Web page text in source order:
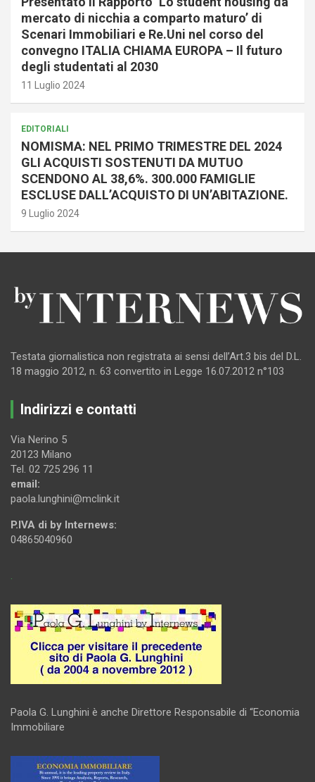
mercato di nicchia a comparto maturo’ di
Scenari Immobiliari e Re.Uni nel corso del
convegno ITALIA CHIAMA EUROPA – Il futuro
degli studentati al 2030
11 Luglio 2024
EDITORIALI
NOMISMA: NEL PRIMO TRIMESTRE DEL 2024
GLI ACQUISTI SOSTENUTI DA MUTUO
SCENDONO AL 38,6%. 300.000 FAMIGLIE
ESCLUSE DALL’ACQUISTO DI UN’ABITAZIONE.
9 Luglio 2024
Testata giornalistica non registrata ai sensi dell’Art.3 bis del D.L.
18 maggio 2012, n. 63 convertito in Legge 16.07.2012 n°103
Indirizzi e contatti
Via Nerino 5
20123 Milano
Tel. 02 725 296 11
email:
paola.lunghini@mclink.it
P.IVA di by Internews:
04865040960
.
Paola G. Lunghini è anche Direttore Responsabile di “Economia
Immobiliare